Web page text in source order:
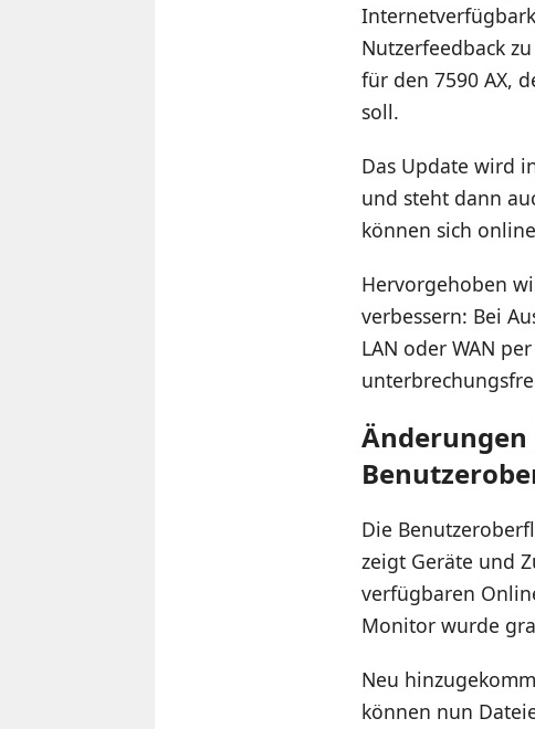
Nutzerfeedback
für den 7590 AX,
soll.
Das Update wird
und steht dann
können sich
Hervorgehoben
verbessern: Bei
LAN oder WAN
Änderungen
Die
zeigt Geräte und
verfügbaren
Monitor wurde
Neu
können nun